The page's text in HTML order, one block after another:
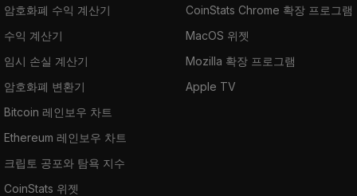
암호화폐 수익 계산기
수익 계산기
임시 손실 계산기
암호화폐 변환기
Bitcoin 레인보우 차트
Ethereum 레인보우 차트
크립토 공포와 탐욕 지수
CoinStats 위젯
CoinStats Chrome 확장 프로그램
MacOS 위젯
Mozilla 확장 프로그램
Apple TV